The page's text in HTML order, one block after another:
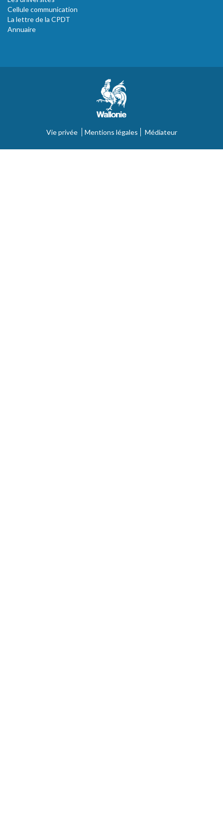
Cellule communication
La lettre de la CPDT
Annuaire
Vie privée Mentions légales Médiateur